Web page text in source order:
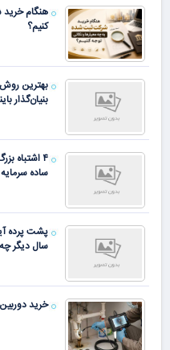
هنگام
کنیم؟
بهترین روش
بنیان‌گذار
۴ اشتباه
ساده
سال دیگر
خرید